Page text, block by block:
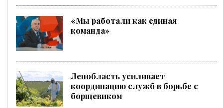
«Мы работали как единая
команда»
Ленобласть усиливает
координацию служб в борьбе с
борщевиком